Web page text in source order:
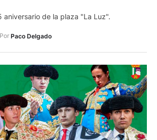
aniversario de la plaza "La Luz".
Por Paco Delgado